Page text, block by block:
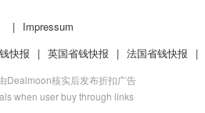
| Impressum
快报 | 英国省钱快报 | 法国省钱快报 |
Dealmoon核实后发布折扣广告
when user buy through links